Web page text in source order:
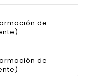
de
de